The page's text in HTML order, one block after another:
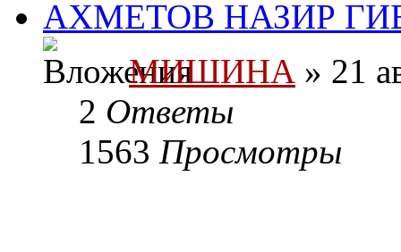
АХМЕТОВ НАЗИР
МИШИНА » 21
2 Ответы
1563 Просмотры